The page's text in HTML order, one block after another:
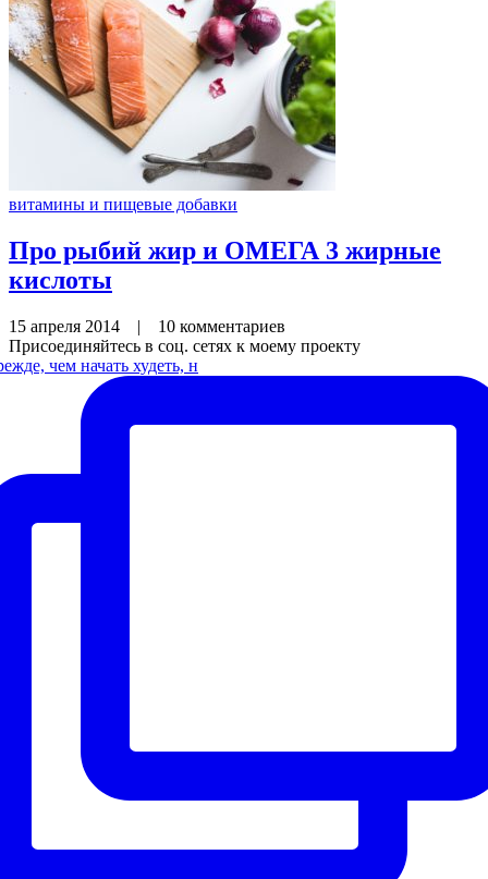
витамины и пищевые добавки
Про рыбий жир и ОМЕГА 3 жирные
кислоты
15 апреля 2014 | 10 комментариев
Присоединяйтесь в соц. сетях к моему проекту
чем начать худеть, н